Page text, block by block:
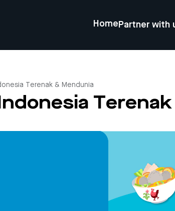
Home Partner with
Terenak & Mendunia